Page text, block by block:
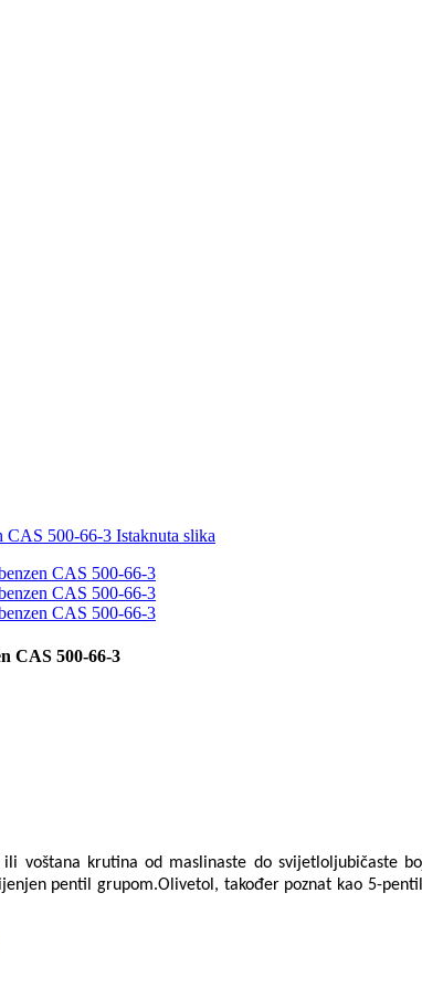
CAS 500-66-3
voštana krutina od maslinaste do svijetloljubičaste
pentil grupom.Olivetol, također poznat kao 5-